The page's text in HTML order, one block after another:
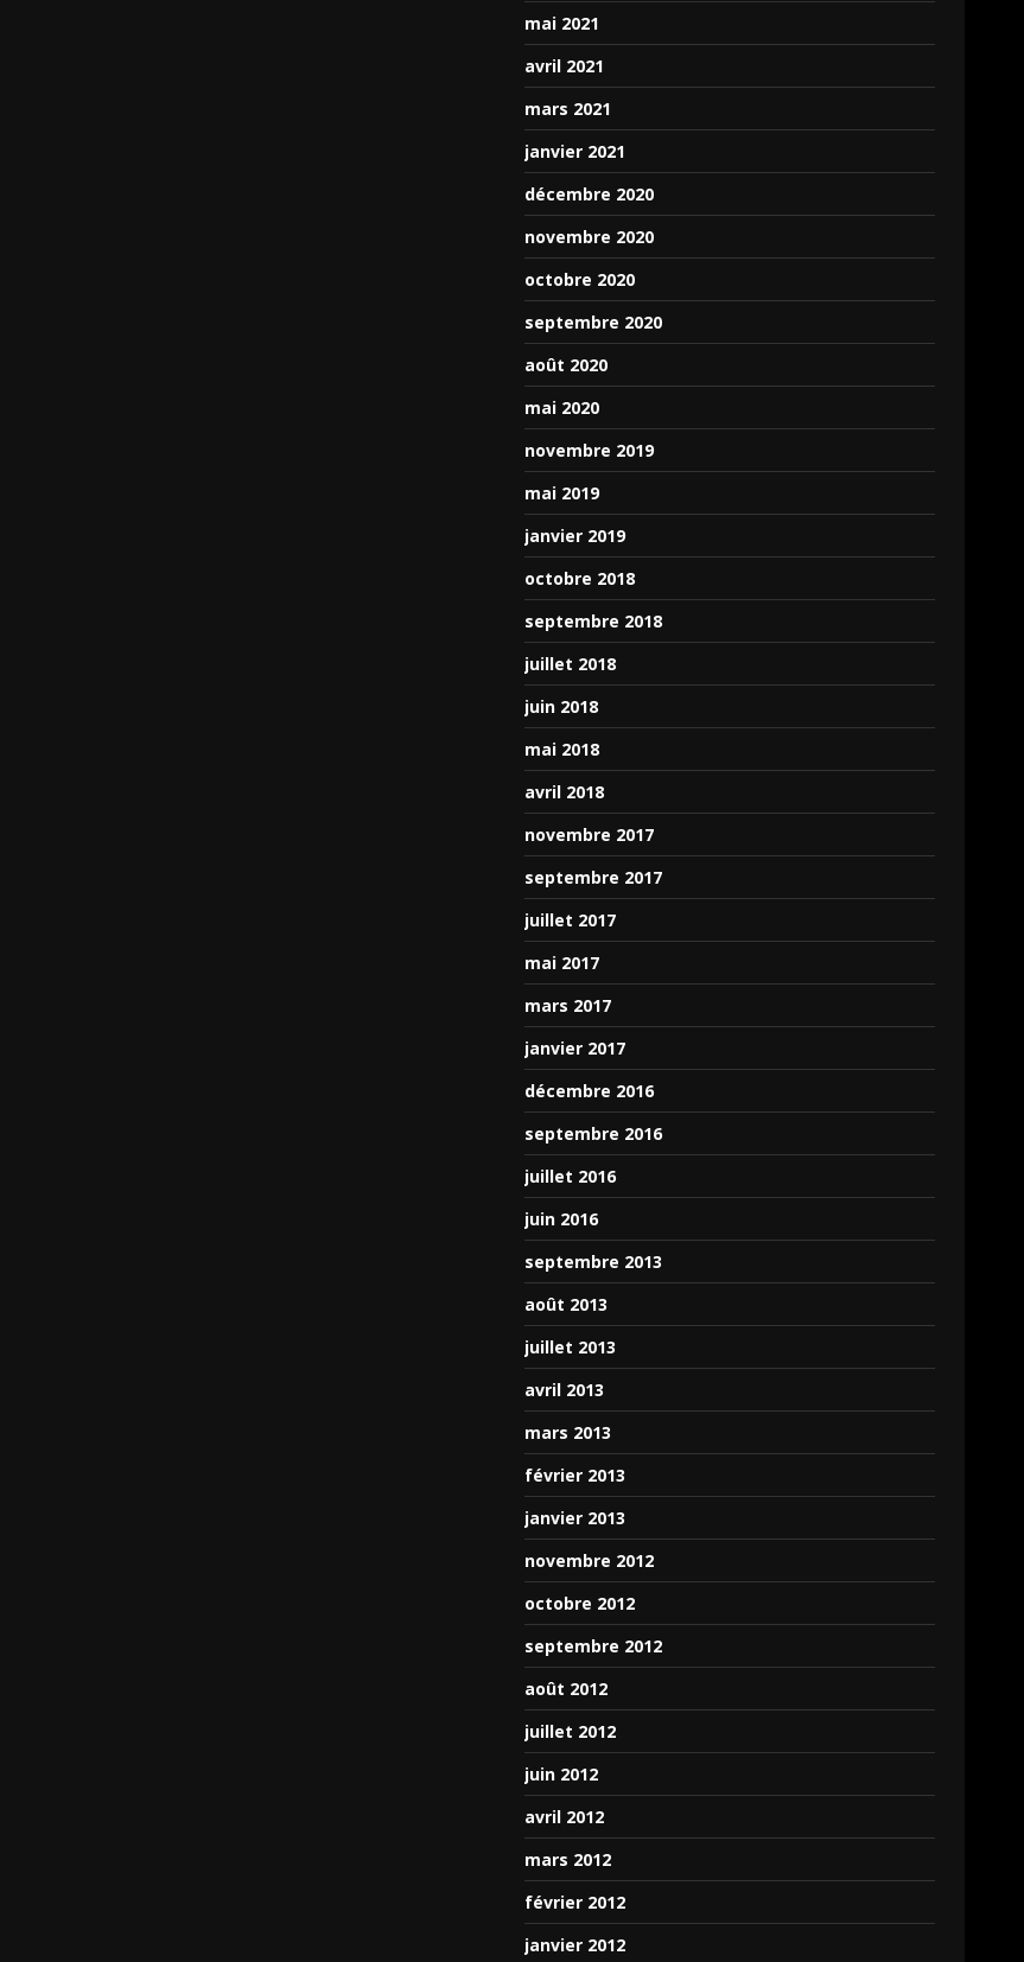
mai 2021
avril 2021
mars 2021
janvier 2021
décembre 2020
novembre 2020
octobre 2020
septembre 2020
août 2020
mai 2020
novembre 2019
mai 2019
janvier 2019
octobre 2018
septembre 2018
juillet 2018
juin 2018
mai 2018
avril 2018
novembre 2017
septembre 2017
juillet 2017
mai 2017
mars 2017
janvier 2017
décembre 2016
septembre 2016
juillet 2016
juin 2016
septembre 2013
août 2013
juillet 2013
avril 2013
mars 2013
février 2013
janvier 2013
novembre 2012
octobre 2012
septembre 2012
août 2012
juillet 2012
juin 2012
avril 2012
mars 2012
février 2012
janvier 2012